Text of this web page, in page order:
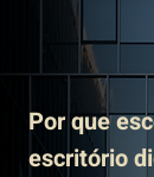
Por que
escritório